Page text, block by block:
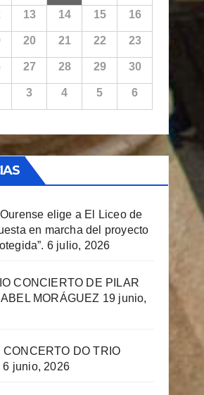
13 14 15 16
20 21 22 23
27 28 29 30
3 4 5 6
elige a El Liceo de
en marcha del proyecto
6 julio, 2026
CONCIERTO DE PILAR
MORÁGUEZ 19 junio,
DO TRIO
6 junio, 2026